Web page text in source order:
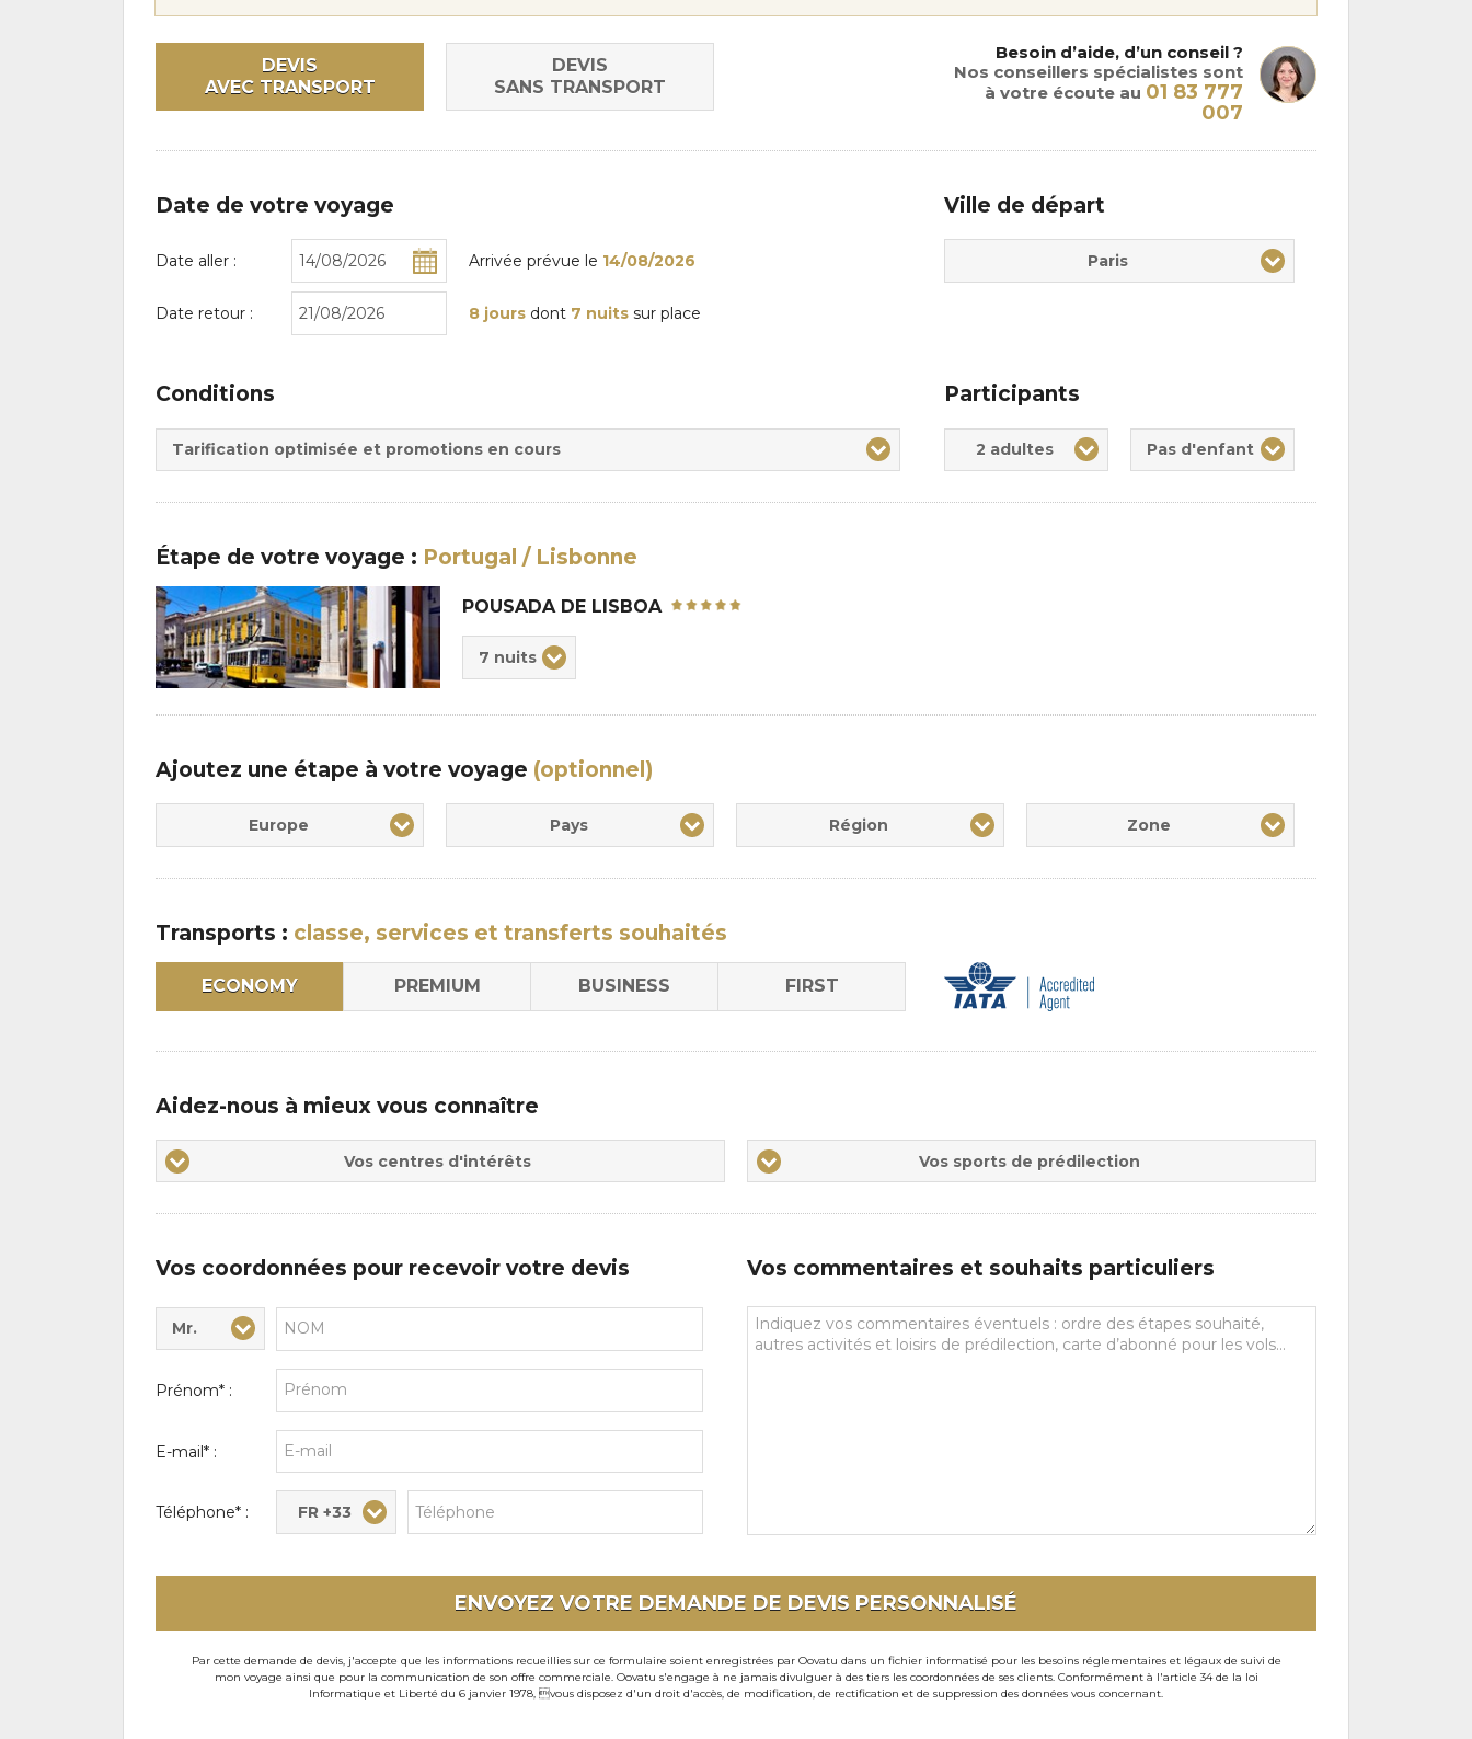
DEVIS
AVEC TRANSPORT
DEVIS
SANS TRANSPORT
Besoin d’aide, d’un conseil ?
Nos conseillers spécialistes sont
à votre écoute au 01 83 777
007
Date de votre voyage
Date aller : Arrivée prévue le 14/08/2026
Date retour : 8 jours dont 7 nuits sur place
Ville de départ
Paris
Conditions
Tarification optimisée et promotions en cours
Participants
2 adultes Pas d'enfant
Étape de votre voyage : Portugal / Lisbonne
POUSADA DE LISBOA
7 nuits
Ajoutez une étape à votre voyage (optionnel)
Europe Pays Région Zone
Transports : classe, services et transferts souhaités
ECONOMY PREMIUM BUSINESS FIRST
Aidez-nous à mieux vous connaître
Vos
centres
Vos centres d'intérêts
Vos
sports
Vos sports de prédilection
Vos coordonnées pour recevoir votre devis
Civilité* :
Mr.
Nom* :
Prénom* :
E-mail* :
Téléphone* : FR +33
Vos commentaires et souhaits particuliers
Vos
commentaires
ENVOYEZ VOTRE DEMANDE DE DEVIS PERSONNALISÉ
Par cette demande de devis, j'accepte que les informations recueillies sur ce formulaire soient enregistrées par Oovatu dans un fichier informatisé pour les besoins réglementaires et légaux de suivi de
mon voyage ainsi que pour la communication de son offre commerciale. Oovatu s'engage à ne jamais divulguer à des tiers les coordonnées de ses clients. Conformément à l'article 34 de la loi
Informatique et Liberté du 6 janvier 1978, vous disposez d'un droit d'accès, de modification, de rectification et de suppression des données vous concernant.